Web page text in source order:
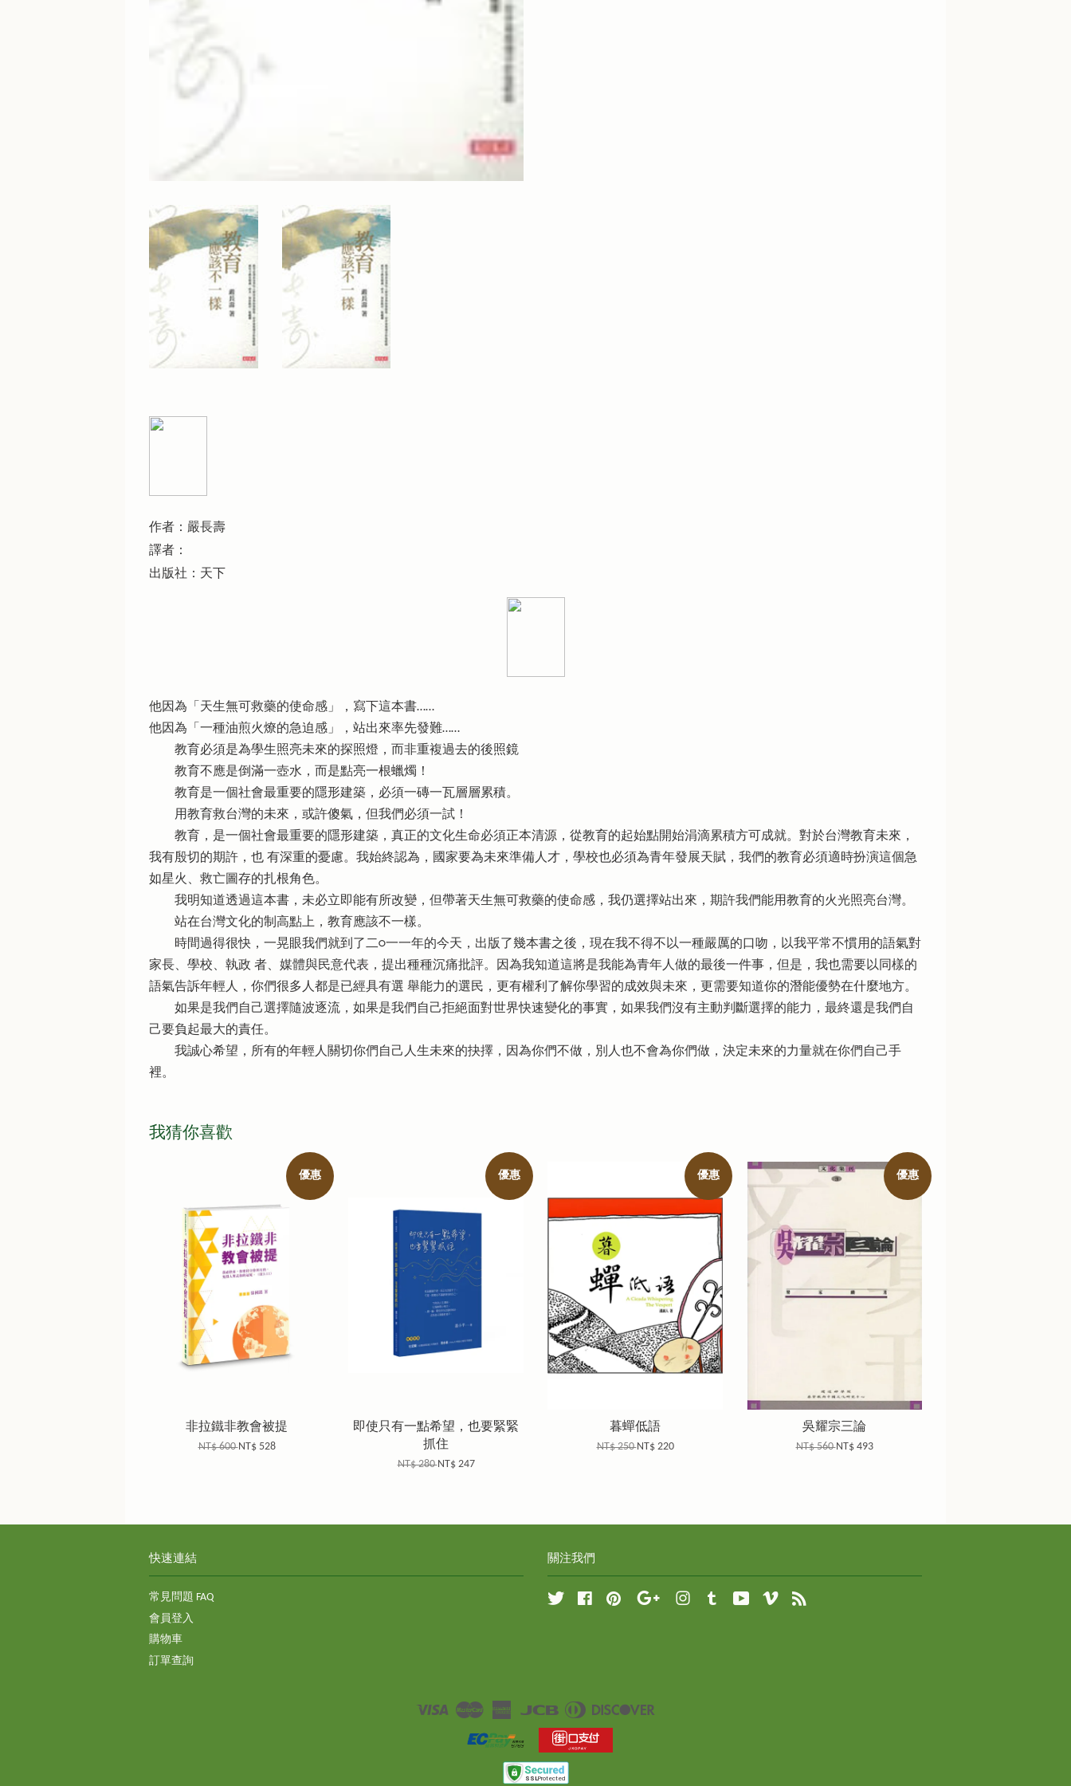
作者：嚴長壽
譯者：
出版社：天下
他因為「天生無可救藥的使命感」，寫下這本書……
他因為「一種油煎火燎的急迫感」，站出來率先發難……
教育必須是為學生照亮未來的探照燈，而非重複過去的後照鏡
教育不應是倒滿一壺水，而是點亮一根蠟燭！
教育是一個社會最重要的隱形建築，必須一磚一瓦層層累積。
用教育救台灣的未來，或許傻氣，但我們必須一試！
教育，是一個社會最重要的隱形建築，真正的文化生命必須正本清源，從教育的起始點開始涓滴累積方可成就。對於台灣教育未來，
我有殷切的期許，也 有深重的憂慮。我始終認為，國家要為未來準備人才，學校也必須為青年發展天賦，我們的教育必須適時扮演這個急
如星火、救亡圖存的扎根角色。
我明知道透過這本書，未必立即能有所改變，但帶著天生無可救藥的使命感，我仍選擇站出來，期許我們能用教育的火光照亮台灣。
站在台灣文化的制高點上，教育應該不一樣。
時間過得很快，一晃眼我們就到了二○一一年的今天，出版了幾本書之後，現在我不得不以一種嚴厲的口吻，以我平常不慣用的語氣對
家長、學校、執政 者、媒體與民意代表，提出種種沉痛批評。因為我知道這將是我能為青年人做的最後一件事，但是，我也需要以同樣的
語氣告訴年輕人，你們很多人都是已經具有選 舉能力的選民，更有權利了解你學習的成效與未來，更需要知道你的潛能優勢在什麼地方。
如果是我們自己選擇隨波逐流，如果是我們自己拒絕面對世界快速變化的事實，如果我們沒有主動判斷選擇的能力，最終還是我們自
己要負起最大的責任。
我誠心希望，所有的年輕人關切你們自己人生未來的抉擇，因為你們不做，別人也不會為你們做，決定未來的力量就在你們自己手
裡。
我猜你喜歡
優惠
非拉鐵非教會被提
NT$ 600NT$ 528
優惠
即使只有一點希望，也要緊緊
抓住
NT$ 280NT$ 247
優惠
暮蟬低語
NT$ 250NT$ 220
優惠
吳耀宗三論
NT$ 560NT$ 493
快速連結
常見問題 FAQ
會員登入
購物車
訂單查詢
關注我們
Twitter FacebookPinterest Google InstagramTumblr YouTubeVimeo
Visa Master
American
JCB
Diners